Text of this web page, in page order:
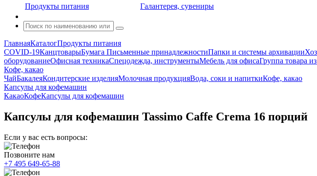
Продукты питания
Галантерея, сувениры
ГлавнаяКаталогПродукты питания
COVID-19КанцтоварыБумага Письменные принадлежностиПапки и системы архивации
оборудованиеОфисная техникаСпецодежда, инструментыМебель для офисаГруппа товара
Кофе, какао
ЧайБакалеяКондитерские изделияМолочная продукцияВода, соки и напиткиКофе, какао
Капсулы для кофемашин
КакаоКофеКапсулы для кофемашин
Капсулы для кофемашин Tassimo Caffe Crema 16 порций
Если у вас есть вопросы:
Позвоните нам
+7 495 649-65-88